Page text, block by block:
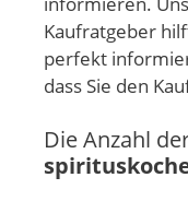
Kaufratgeber
perfekt
dass Sie den
Die Anzahl